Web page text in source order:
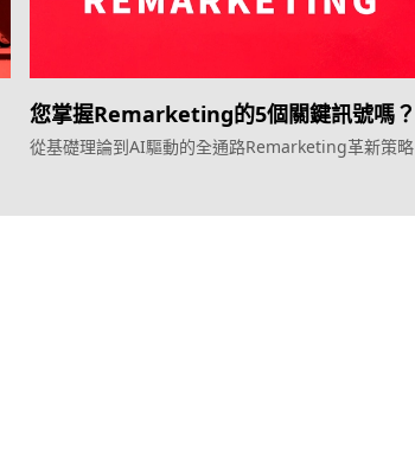
您掌握Remarketing的5個關鍵訊號嗎？
從基礎理論到AI驅動的全通路Remarketing革新策略